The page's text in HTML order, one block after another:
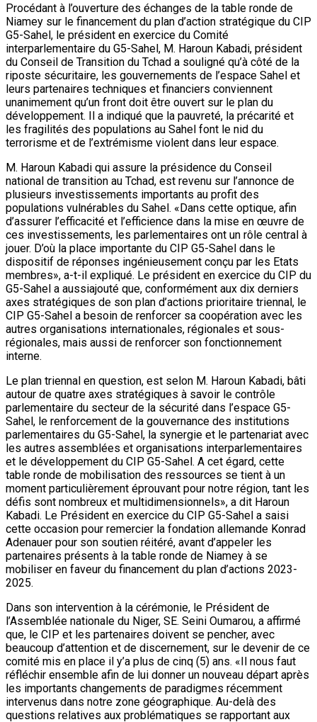
Procédant à l’ouverture des échanges de la table ronde de
Niamey sur le financement du plan d’action stratégique du CIP
G5-Sahel, le président en exercice du Comité
interparlementaire du G5-Sahel, M. Haroun Kabadi, président
du Conseil de Transition du Tchad a souligné qu’à côté de la
riposte sécuritaire, les gouvernements de l’espace Sahel et
leurs partenaires techniques et financiers conviennent
unanimement qu’un front doit être ouvert sur le plan du
développement. Il a indiqué que la pauvreté, la précarité et
les fragilités des populations au Sahel font le nid du
terrorisme et de l’extrémisme violent dans leur espace.
M. Haroun Kabadi qui assure la présidence du Conseil
national de transition au Tchad, est revenu sur l’annonce de
plusieurs investissements importants au profit des
populations vulnérables du Sahel. «Dans cette optique, afin
d’assurer l’efficacité et l’efficience dans la mise en œuvre de
ces investissements, les parlementaires ont un rôle central à
jouer. D’où la place importante du CIP G5-Sahel dans le
dispositif de réponses ingénieusement conçu par les Etats
membres», a-t-il expliqué. Le président en exercice du CIP du
G5-Sahel a aussiajouté que, conformément aux dix derniers
axes stratégiques de son plan d’actions prioritaire triennal, le
CIP G5-Sahel a besoin de renforcer sa coopération avec les
autres organisations internationales, régionales et sous-
régionales, mais aussi de renforcer son fonctionnement
interne.
Le plan triennal en question, est selon M. Haroun Kabadi, bâti
autour de quatre axes stratégiques à savoir le contrôle
parlementaire du secteur de la sécurité dans l’espace G5-
Sahel, le renforcement de la gouvernance des institutions
parlementaires du G5-Sahel, la synergie et le partenariat avec
les autres assemblées et organisations interparlementaires
et le développement du CIP G5-Sahel. A cet égard, cette
table ronde de mobilisation des ressources se tient à un
moment particulièrement éprouvant pour notre région, tant les
défis sont nombreux et multidimensionnels», a dit Haroun
Kabadi. Le Président en exercice du CIP G5-Sahel a saisi
cette occasion pour remercier la fondation allemande Konrad
Adenauer pour son soutien réitéré, avant d’appeler les
partenaires présents à la table ronde de Niamey à se
mobiliser en faveur du financement du plan d’actions 2023-
2025.
Dans son intervention à la cérémonie, le Président de
l’Assemblée nationale du Niger, SE. Seini Oumarou, a affirmé
que, le CIP et les partenaires doivent se pencher, avec
beaucoup d’attention et de discernement, sur le devenir de ce
comité mis en place il y’a plus de cinq (5) ans. «Il nous faut
réfléchir ensemble afin de lui donner un nouveau départ après
les importants changements de paradigmes récemment
intervenus dans notre zone géographique. Au-delà des
questions relatives aux problématiques se rapportant aux